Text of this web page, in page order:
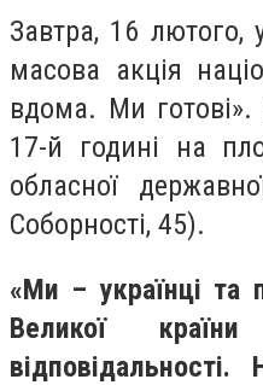
Завтра, 16 лютого,
масова акція
вдома. Ми
17-й годині на
обласної
Соборності, 45).
«Ми – українці та
Великої